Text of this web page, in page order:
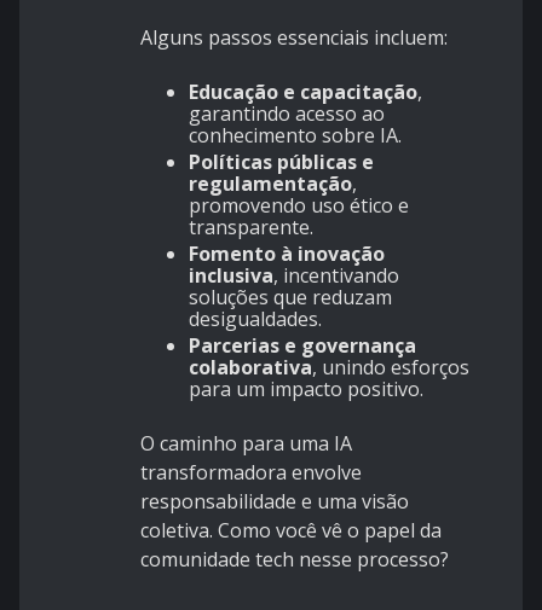
Alguns passos essenciais incluem:
Educação e capacitação,
garantindo acesso ao
conhecimento sobre IA.
Políticas públicas e
regulamentação,
promovendo uso ético e
transparente.
Fomento à inovação
inclusiva, incentivando
soluções que reduzam
desigualdades.
Parcerias e governança
colaborativa, unindo esforços
para um impacto positivo.
O caminho para uma IA
transformadora envolve
responsabilidade e uma visão
coletiva. Como você vê o papel da
comunidade tech nesse processo?